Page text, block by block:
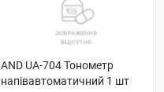
AND UA-704 Тонометр
напівавтоматичний 1 шт